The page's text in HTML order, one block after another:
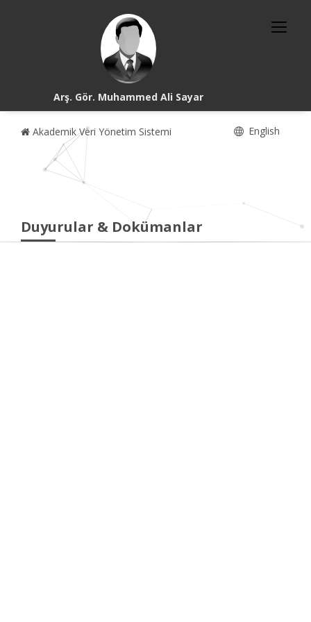
Arş. Gör. Muhammed Ali Sayar
Akademik Veri Yönetim Sistemi English
Duyurular & Dokümanlar